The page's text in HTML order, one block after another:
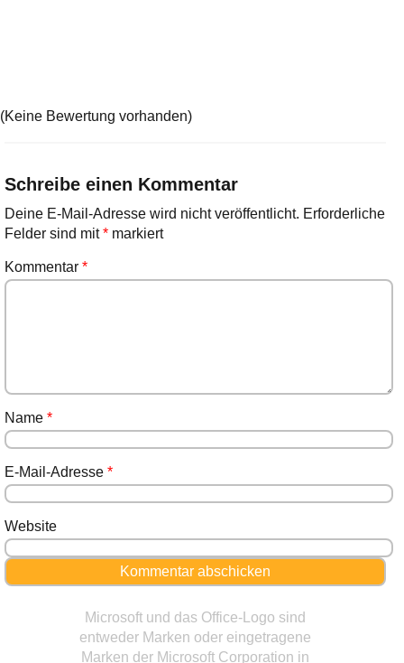
(Keine Bewertung vorhanden)
Schreibe einen Kommentar
Deine E-Mail-Adresse wird nicht veröffentlicht. Erforderliche
Felder sind mit*markiert
Kommentar *
Name *
E-Mail-Adresse *
Website
Microsoft und das Office-Logo sind
entweder Marken oder eingetragene
Marken der Microsoft Corporation in